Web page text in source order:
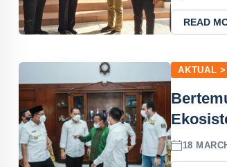
READ
AKTUAL
18